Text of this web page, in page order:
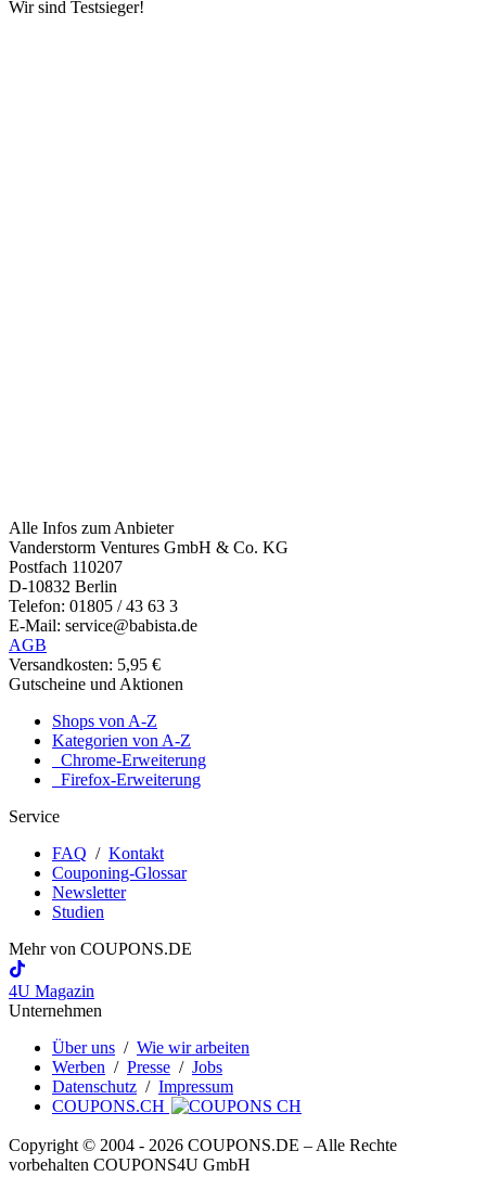
Wir sind Testsieger!
Alle Infos zum Anbieter
Vanderstorm Ventures GmbH & Co. KG
Postfach 110207
D-10832 Berlin
Telefon: 01805 / 43 63 3
E-Mail: service@babista.de
AGB
Versandkosten: 5,95 €
Gutscheine und Aktionen
Shops von A-Z
Kategorien von A-Z
Chrome-Erweiterung
Firefox-Erweiterung
Service
FAQ / Kontakt
Couponing-Glossar
Newsletter
Studien
Mehr von COUPONS.DE
4U Magazin
Unternehmen
Über uns / Wie wir arbeiten
Werben / Presse / Jobs
Datenschutz / Impressum
COUPONS.CH
Copyright © 2004 ‐ 2026 COUPONS.DE – Alle Rechte
vorbehalten COUPONS4U GmbH